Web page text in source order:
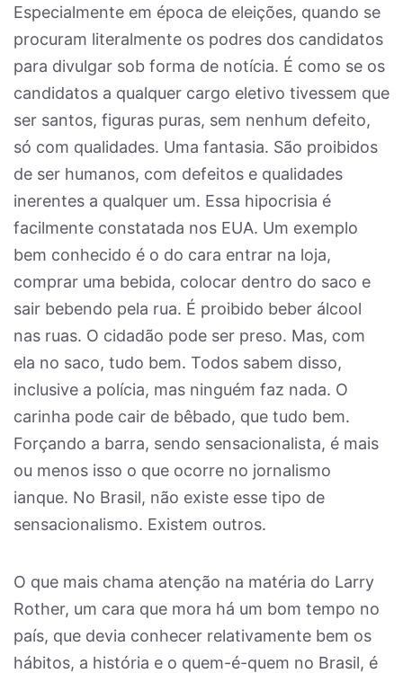
Especialmente em época de eleições, quando se
procuram literalmente os podres dos candidatos
para divulgar sob forma de notícia. É como se os
candidatos a qualquer cargo eletivo tivessem que
ser santos, figuras puras, sem nenhum defeito,
só com qualidades. Uma fantasia. São proibidos
de ser humanos, com defeitos e qualidades
inerentes a qualquer um. Essa hipocrisia é
facilmente constatada nos EUA. Um exemplo
bem conhecido é o do cara entrar na loja,
comprar uma bebida, colocar dentro do saco e
sair bebendo pela rua. É proibido beber álcool
nas ruas. O cidadão pode ser preso. Mas, com
ela no saco, tudo bem. Todos sabem disso,
inclusive a polícia, mas ninguém faz nada. O
carinha pode cair de bêbado, que tudo bem.
Forçando a barra, sendo sensacionalista, é mais
ou menos isso o que ocorre no jornalismo
ianque. No Brasil, não existe esse tipo de
sensacionalismo. Existem outros.
O que mais chama atenção na matéria do Larry
Rother, um cara que mora há um bom tempo no
país, que devia conhecer relativamente bem os
hábitos, a história e o quem-é-quem no Brasil, é